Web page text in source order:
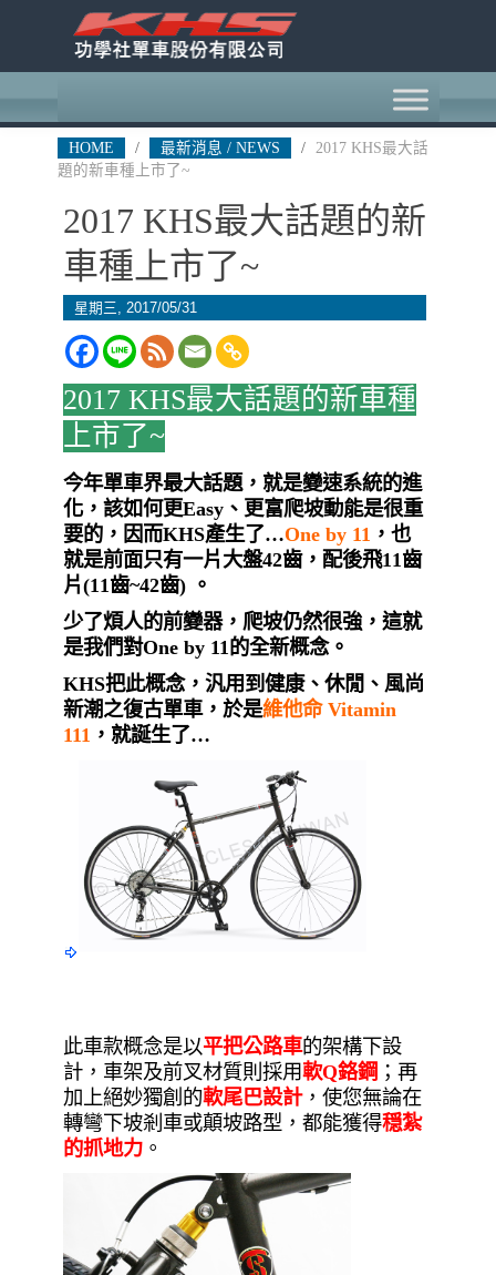
HOME / 最新消息 / NEWS /
2017 KHS最大話
題的新車種上市了~
2017 KHS最大話題的新
車種上市了~
星期三, 2017/05/31
2017 KHS最大話題的新車種
上市了~
今年單車界最大話題，就是變速系統的進
化，該如何更Easy、更富爬坡動能是很重
要的，因而KHS產生了…One by 11 ，也
就是前面只有一片大盤42齒，配後飛11齒
片(11齒~42齒) 。
少了煩人的前變器，爬坡仍然很強，這就
是我們對One by 11的全新概念。
KHS把此概念，汎用到健康、休閒、風尚
新潮之復古單車，於是維他命 Vitamin
111 ，就誕生了…
此車款概念是以平把公路車的架構下設
計，車架及前叉材質則採用軟Q鉻鋼 ；再
加上絕妙獨創的軟尾巴設計，使您無論在
轉彎下坡剎車或顛坡路型，都能獲得穏紮
的抓地力。